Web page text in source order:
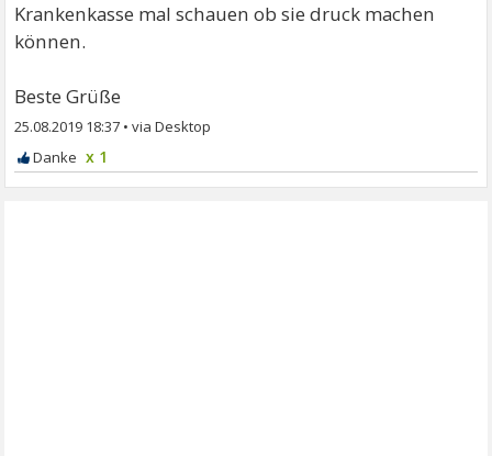
Krankenkasse mal schauen ob sie druck machen
können.
Beste Grüße
25.08.2019 18:37 •
x 1